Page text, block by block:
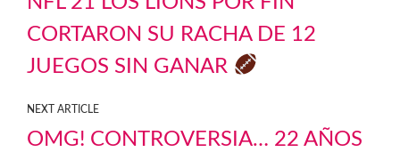
CORTARON SU RACHA DE 12
JUEGOS SIN GANAR
NEXT ARTICLE
OMG! CONTROVERSIA… 22 AÑOS